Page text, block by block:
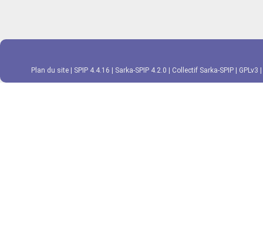
Plan du site SPIP 4.4.16 Sarka-SPIP 4.2.0 Collectif Sarka-SPIP GPLv3